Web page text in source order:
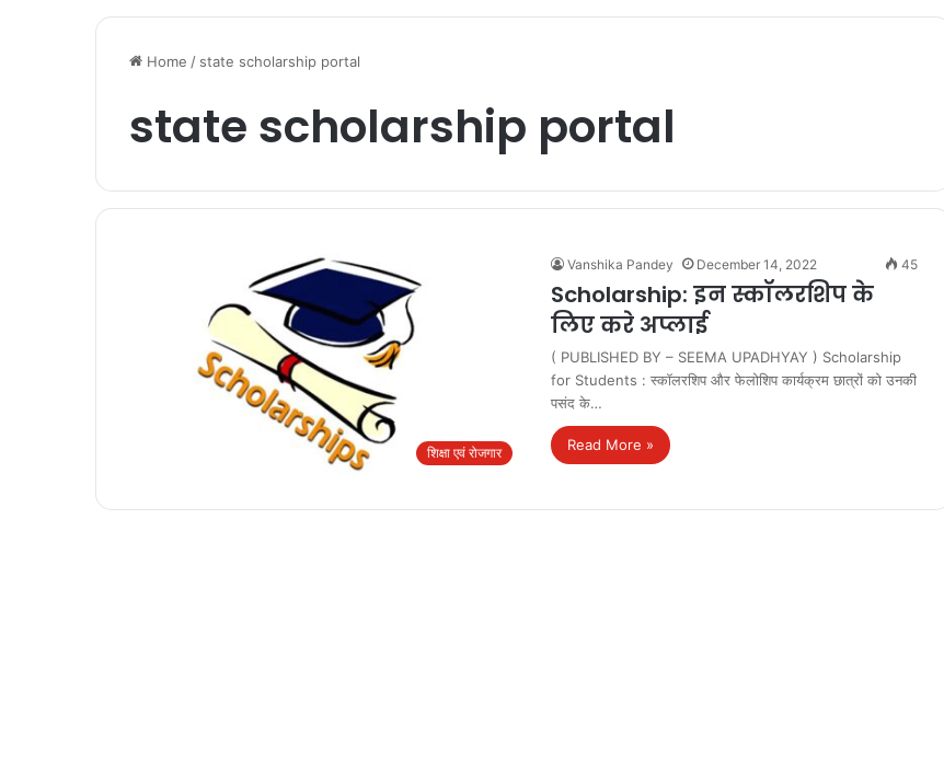
Home / state scholarship portal
state scholarship portal
शिक्षा एवं रोजगार
Vanshika Pandey December 14, 2022 45
Scholarship: इन स्कॉलरशिप के
लिए करे अप्लाई
( PUBLISHED BY – SEEMA UPADHYAY ) Scholarship
for Students : स्कॉलरशिप और फेलोशिप कार्यक्रम छात्रों को उनकी
पसंद के…
Read More »